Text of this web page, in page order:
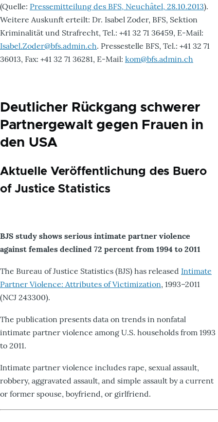
(Quelle: Pressemitteilung des BFS, Neuchâtel, 28.10.2013).
Weitere Auskunft erteilt: Dr. Isabel Zoder, BFS, Sektion
Kriminalität und Strafrecht, Tel.: +41 32 71 36459, E-Mail:
Isabel.Zoder@bfs.admin.ch. Pressestelle BFS, Tel.: +41 32 71
36013, Fax: +41 32 71 36281, E-Mail: kom@bfs.admin.ch
Deutlicher Rückgang schwerer
Partnergewalt gegen Frauen in
den USA
Aktuelle Veröffentlichung des Buero
of Justice Statistics
BJS study shows serious intimate partner violence
against females declined 72 percent from 1994 to 2011
The Bureau of Justice Statistics (BJS) has released Intimate
Partner Violence: Attributes of Victimization, 1993–2011
(NCJ 243300).
The publication presents data on trends in nonfatal
intimate partner violence among U.S. households from 1993
to 2011.
Intimate partner violence includes rape, sexual assault,
robbery, aggravated assault, and simple assault by a current
or former spouse, boyfriend, or girlfriend.